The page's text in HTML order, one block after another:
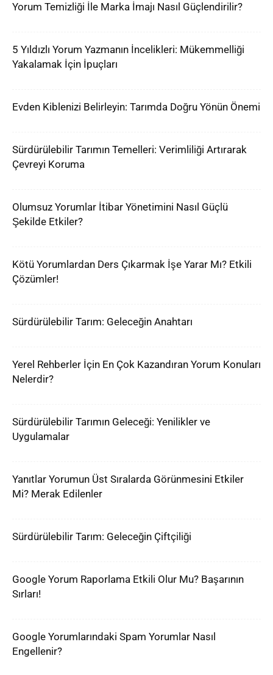
Yorum Temizliği İle Marka İmajı Nasıl Güçlendirilir?
5 Yıldızlı Yorum Yazmanın İncelikleri: Mükemmelliği
Yakalamak İçin İpuçları
Evden Kiblenizi Belirleyin: Tarımda Doğru Yönün Önemi
Sürdürülebilir Tarımın Temelleri: Verimliliği Artırarak
Çevreyi Koruma
Olumsuz Yorumlar İtibar Yönetimini Nasıl Güçlü
Şekilde Etkiler?
Kötü Yorumlardan Ders Çıkarmak İşe Yarar Mı? Etkili
Çözümler!
Sürdürülebilir Tarım: Geleceğin Anahtarı
Yerel Rehberler İçin En Çok Kazandıran Yorum Konuları
Nelerdir?
Sürdürülebilir Tarımın Geleceği: Yenilikler ve
Uygulamalar
Yanıtlar Yorumun Üst Sıralarda Görünmesini Etkiler
Mi? Merak Edilenler
Sürdürülebilir Tarım: Geleceğin Çiftçiliği
Google Yorum Raporlama Etkili Olur Mu? Başarının
Sırları!
Google Yorumlarındaki Spam Yorumlar Nasıl
Engellenir?